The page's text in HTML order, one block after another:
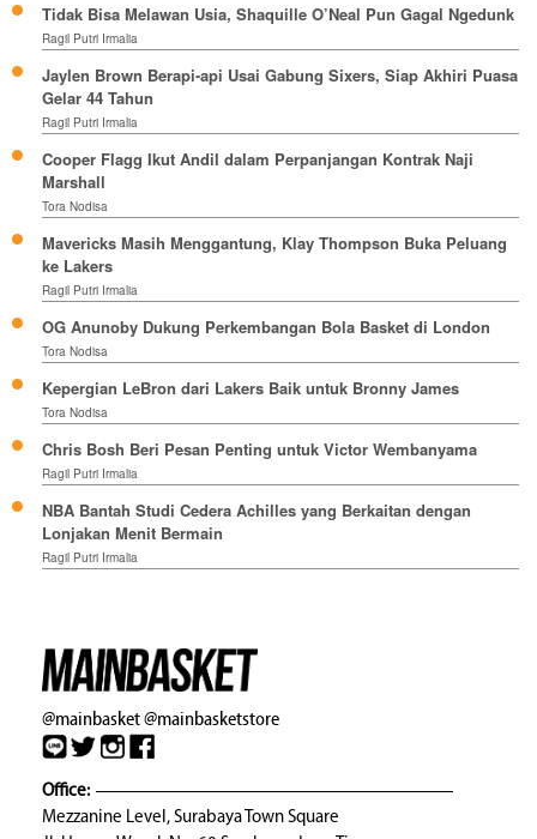
Tidak Bisa Melawan Usia, Shaquille O’Neal Pun Gagal Ngedunk
Ragil Putri Irmalia
Jaylen Brown Berapi-api Usai Gabung Sixers, Siap Akhiri Puasa
Gelar 44 Tahun
Ragil Putri Irmalia
Cooper Flagg Ikut Andil dalam Perpanjangan Kontrak Naji
Marshall
Tora Nodisa
Mavericks Masih Menggantung, Klay Thompson Buka Peluang
ke Lakers
Ragil Putri Irmalia
OG Anunoby Dukung Perkembangan Bola Basket di London
Tora Nodisa
Kepergian LeBron dari Lakers Baik untuk Bronny James
Tora Nodisa
Chris Bosh Beri Pesan Penting untuk Victor Wembanyama
Ragil Putri Irmalia
NBA Bantah Studi Cedera Achilles yang Berkaitan dengan
Lonjakan Menit Bermain
Ragil Putri Irmalia
@mainbasket@mainbasketstore
Office:
Mezzanine Level, Surabaya Town Square